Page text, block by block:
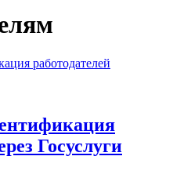
Госуслуги